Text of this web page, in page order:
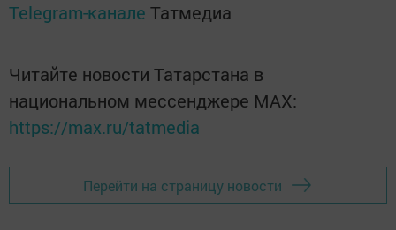
Telegram-канале Татмедиа
Читайте новости Татарстана в
национальном мессенджере MАХ:
https://max.ru/tatmedia
Перейти на страницу новости